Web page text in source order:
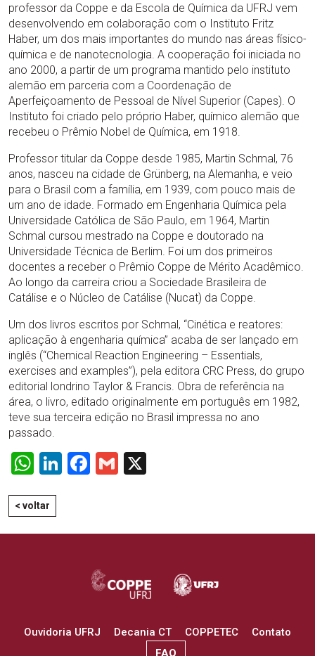
professor da Coppe e da Escola de Química da UFRJ vem
desenvolvendo em colaboração com o Instituto Fritz
Haber, um dos mais importantes do mundo nas áreas físico-
química e de nanotecnologia. A cooperação foi iniciada no
ano 2000, a partir de um programa mantido pelo instituto
alemão em parceria com a Coordenação de
Aperfeiçoamento de Pessoal de Nível Superior (Capes). O
Instituto foi criado pelo próprio Haber, químico alemão que
recebeu o Prêmio Nobel de Química, em 1918.
Professor titular da Coppe desde 1985, Martin Schmal, 76
anos, nasceu na cidade de Grünberg, na Alemanha, e veio
para o Brasil com a família, em 1939, com pouco mais de
um ano de idade. Formado em Engenharia Química pela
Universidade Católica de São Paulo, em 1964, Martin
Schmal cursou mestrado na Coppe e doutorado na
Universidade Técnica de Berlim. Foi um dos primeiros
docentes a receber o Prêmio Coppe de Mérito Acadêmico.
Ao longo da carreira criou a Sociedade Brasileira de
Catálise e o Núcleo de Catálise (Nucat) da Coppe.
Um dos livros escritos por Schmal, “Cinética e reatores:
aplicação à engenharia química” acaba de ser lançado em
inglês (“Chemical Reaction Engineering – Essentials,
exercises and examples”), pela editora CRC Press, do grupo
editorial londrino Taylor & Francis. Obra de referência na
área, o livro, editado originalmente em português em 1982,
teve sua terceira edição no Brasil impressa no ano
passado.
WhatsApp
LinkedIn
Facebook
Gmail
< voltar
Ouvidoria UFRJ Decania CT COPPETEC
Contato
FAQ